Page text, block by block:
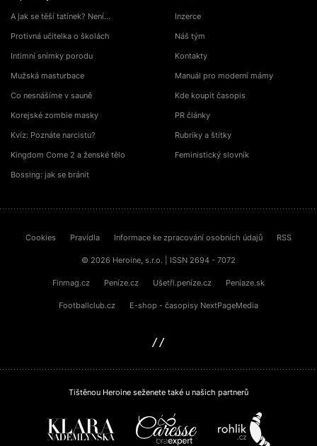
A jak se těší tatínek? Není…
Protivná učitelka o školách
Intimní snímky porodu
Mužská masturbace
Co nesnášíme v sauně
Korejské zombie masky
Kvíz: Poznáte narcistu?
Kingdom Come 2 a ženské tělo
Bossing: jak se bránit
Inzerce
Náš tým
Kontakty
Manuál pro moderní mámy
Kde koupit časopis
PR články
Rubriky a štítky
Feministický slovník
Cookies Pravidla Informace ke zpracování osobních údajů RSS
© 2026 Heroine, s.r.o. | ISSN 2694 - 7072
Finmag.cz Peníze.cz Ušetři.peníze.cz Peniaze.sk
Footballclub.cz E-shop - časopisy NextPageMedia
Tištěnou Heroine seženete také u našich partnerů